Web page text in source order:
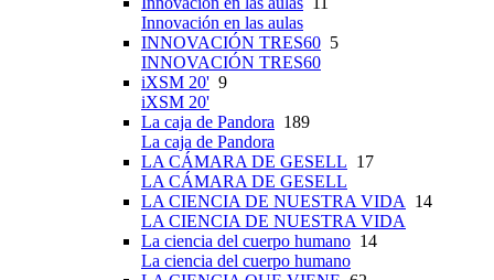
Innovación en las aulas
INNOVACIÓN TRES60 5
INNOVACIÓN TRES60
iXSM 20' 9
iXSM 20'
La caja de Pandora 189
La caja de Pandora
LA CÁMARA DE GESELL 17
LA CÁMARA DE GESELL
LA CIENCIA DE NUESTRA VIDA
14
LA CIENCIA DE NUESTRA VIDA
La ciencia del cuerpo humano 14
La ciencia del cuerpo humano